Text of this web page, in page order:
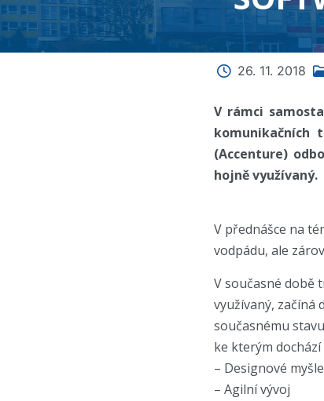
26. 11. 2018
V rámci
komunikačních
(Accenture)
hojně využívaný.
V přednášce na
vodpádu, ale
V současné době
využívaný, začíná
současnému
ke kterým
– Designové
– Agilní vývoj